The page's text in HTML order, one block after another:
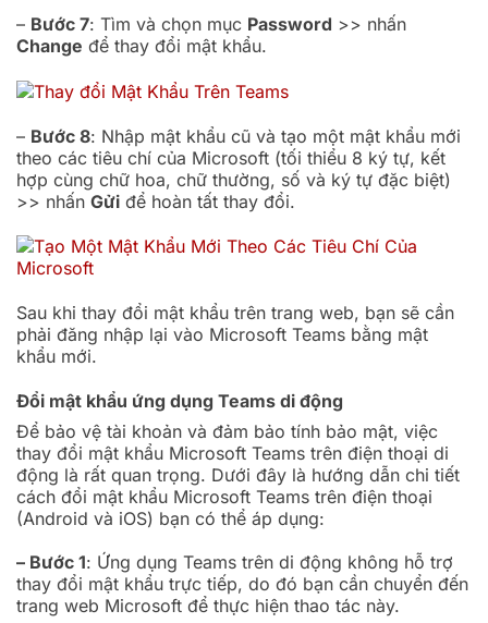
– Bước 7: Tìm và chọn mục Password >> nhấn
Change để thay đổi mật khẩu.
– Bước 8: Nhập mật khẩu cũ và tạo một mật khẩu mới
theo các tiêu chí của Microsoft (tối thiểu 8 ký tự, kết
hợp cùng chữ hoa, chữ thường, số và ký tự đặc biệt)
>> nhấn Gửi để hoàn tất thay đổi.
Sau khi thay đổi mật khẩu trên trang web, bạn sẽ cần
phải đăng nhập lại vào Microsoft Teams bằng mật
khẩu mới.
Đổi mật khẩu ứng dụng Teams di động
Để bảo vệ tài khoản và đảm bảo tính bảo mật, việc
thay đổi mật khẩu Microsoft Teams trên điện thoại di
động là rất quan trọng. Dưới đây là hướng dẫn chi tiết
cách đổi mật khẩu Microsoft Teams trên điện thoại
(Android và iOS) bạn có thể áp dụng:
– Bước 1: Ứng dụng Teams trên di động không hỗ trợ
thay đổi mật khẩu trực tiếp, do đó bạn cần chuyển đến
trang web Microsoft để thực hiện thao tác này.